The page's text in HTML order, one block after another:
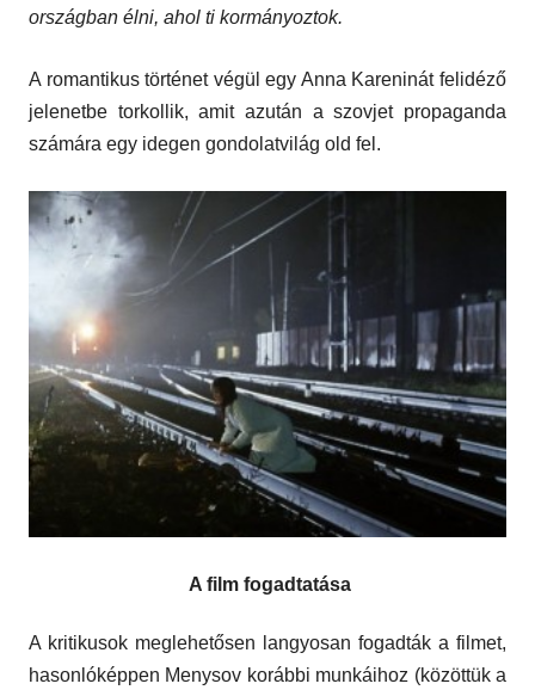
országban élni, ahol ti kormányoztok.
A romantikus történet végül egy Anna Kareninát felidéző
jelenetbe torkollik, amit azután a szovjet propaganda
számára egy idegen gondolatvilág old fel.
A film fogadtatása
A kritikusok meglehetősen langyosan fogadták a filmet,
hasonlóképpen Menysov korábbi munkáihoz (közöttük a